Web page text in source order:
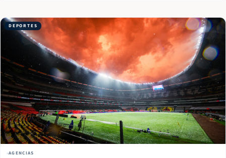
DEPORTES
AGENCIAS